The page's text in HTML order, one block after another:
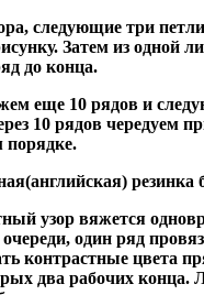
следующие три
Затем из одной
до конца.
еще 10 рядов и
10 рядов чередуем
узор вяжется
один ряд
контрастные цвета
два рабочих конца.